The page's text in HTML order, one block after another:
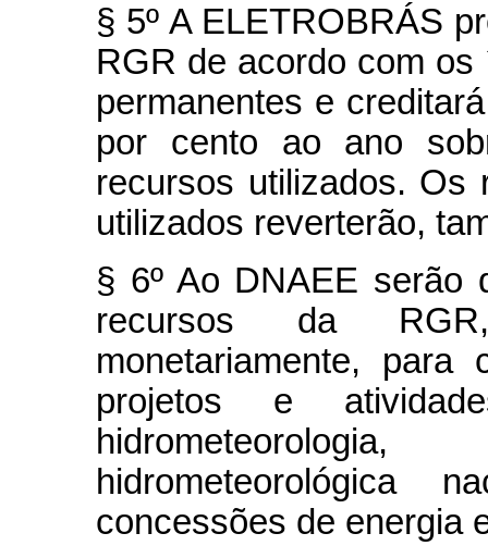
§ 5º A ELETROBRÁS
RGR de acordo com
permanentes e
por cento ao ano
recursos utilizados. Os
utilizados reverterão,
§ 6º Ao DNAEE serão
recursos da
monetariamente, para
projetos e
hidrometeorológica
concessões de energia